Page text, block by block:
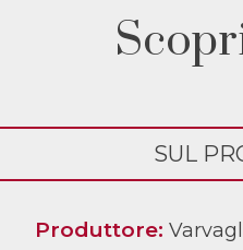
SUL
Produttore: